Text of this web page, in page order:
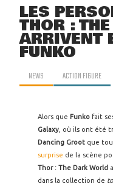
LES
THOR :
ARRIVENT
FUNKO
NEWS ACTION FIGURE
Alors que Funko fait
Galaxy , où ils ont été
Dancing Groot que
surprise de la scène
Thor : The Dark World
dans la collection de